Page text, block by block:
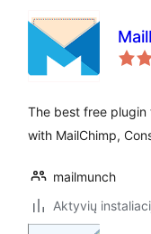
The best free
with MailChimp,
mailmunch
Aktyvių